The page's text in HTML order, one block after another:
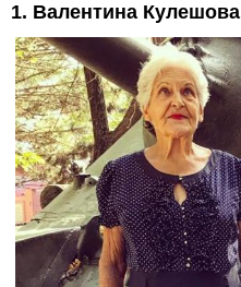
1. Валентина Кулешова